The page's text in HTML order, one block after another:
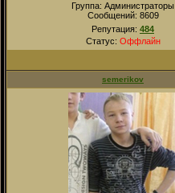
Группа: Администраторы
Сообщений: 8609
Репутация: 484
Статус: Оффлайн
semerikov